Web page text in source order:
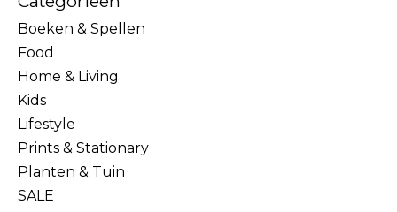
Boeken & Spellen
Food
Home & Living
Kids
Lifestyle
Prints & Stationary
Planten & Tuin
SALE